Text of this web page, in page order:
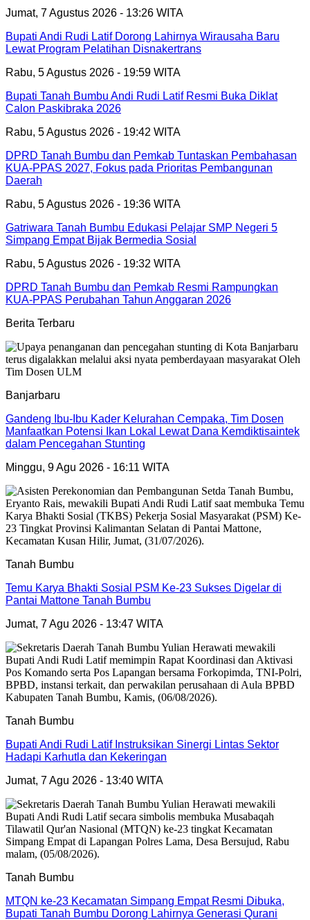
Jumat, 7 Agustus 2026 - 13:26 WITA
Bupati Andi Rudi Latif Dorong Lahirnya Wirausaha Baru
Lewat Program Pelatihan Disnakertrans
Rabu, 5 Agustus 2026 - 19:59 WITA
Bupati Tanah Bumbu Andi Rudi Latif Resmi Buka Diklat
Calon Paskibraka 2026
Rabu, 5 Agustus 2026 - 19:42 WITA
DPRD Tanah Bumbu dan Pemkab Tuntaskan Pembahasan
KUA-PPAS 2027, Fokus pada Prioritas Pembangunan
Daerah
Rabu, 5 Agustus 2026 - 19:36 WITA
Gatriwara Tanah Bumbu Edukasi Pelajar SMP Negeri 5
Simpang Empat Bijak Bermedia Sosial
Rabu, 5 Agustus 2026 - 19:32 WITA
DPRD Tanah Bumbu dan Pemkab Resmi Rampungkan
KUA-PPAS Perubahan Tahun Anggaran 2026
Berita Terbaru
Banjarbaru
Gandeng Ibu-Ibu Kader Kelurahan Cempaka, Tim Dosen
Manfaatkan Potensi Ikan Lokal Lewat Dana Kemdiktisaintek
dalam Pencegahan Stunting
Minggu, 9 Agu 2026 - 16:11 WITA
Tanah Bumbu
Temu Karya Bhakti Sosial PSM Ke-23 Sukses Digelar di
Pantai Mattone Tanah Bumbu
Jumat, 7 Agu 2026 - 13:47 WITA
Tanah Bumbu
Bupati Andi Rudi Latif Instruksikan Sinergi Lintas Sektor
Hadapi Karhutla dan Kekeringan
Jumat, 7 Agu 2026 - 13:40 WITA
Tanah Bumbu
MTQN ke-23 Kecamatan Simpang Empat Resmi Dibuka,
Bupati Tanah Bumbu Dorong Lahirnya Generasi Qurani